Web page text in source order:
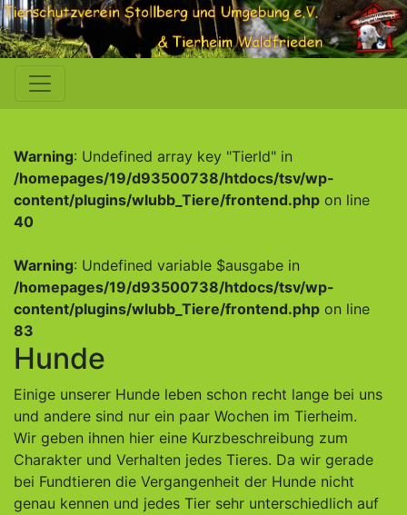
Warning: Undefined array key "TierId" in
/homepages/19/d93500738/htdocs/tsv/wp-
content/plugins/wlubb_Tiere/frontend.php on line
40
Warning: Undefined variable $ausgabe in
/homepages/19/d93500738/htdocs/tsv/wp-
content/plugins/wlubb_Tiere/frontend.php on line
83
Hunde
Einige unserer Hunde leben schon recht lange bei uns
und andere sind nur ein paar Wochen im Tierheim.
Wir geben ihnen hier eine Kurzbeschreibung zum
Charakter und Verhalten jedes Tieres. Da wir gerade
bei Fundtieren die Vergangenheit der Hunde nicht
genau kennen und jedes Tier sehr unterschiedlich auf